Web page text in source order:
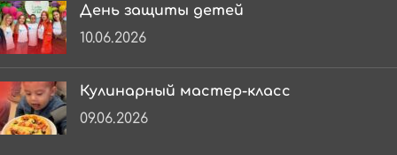
День защиты детей
10.06.2026
Кулинарный мастер-класс
09.06.2026